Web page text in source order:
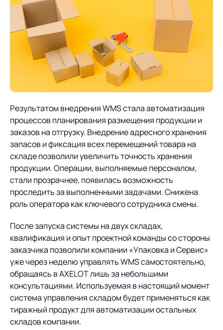
Результатом внедрения WMS стала автоматизация
процессов планирования размещения продукции и
заказов на отгрузку. Внедрение адресного хранения
запасов и фиксация всех перемещений товара на
складе позволили увеличить точность хранения
продукции. Операции, выполняемые персоналом,
стали прозрачнее, появилась возможность
проследить за выполненными задачами. Снижена
роль оператора как ключевого сотрудника смены.
После запуска системы на двух складах,
квалификация и опыт проектной команды со стороны
заказчика позволили компании «Упаковка и Сервис»
уже через неделю управлять WMS самостоятельно,
обращаясь в AXELOT лишь за небольшими
консультациями. Используемая в настоящий момент
система управления складом будет применяться как
тиражный продукт для автоматизации остальных
складов компании.